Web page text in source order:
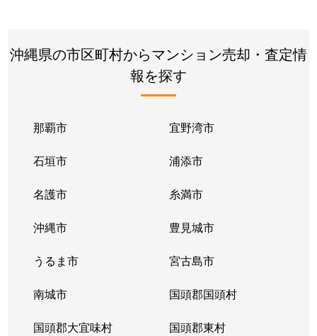
沖縄県の市区町村からマンション売却・査定情
報を探す
那覇市 宜野湾市
石垣市 浦添市
名護市 糸満市
沖縄市 豊見城市
うるま市 宮古島市
南城市 国頭郡国頭村
国頭郡大宜味村 国頭郡東村